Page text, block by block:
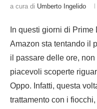
a cura di Umberto Ingelido
In questi giorni di
Amazon sta tentando il
il passare delle ore,
piacevoli scoperte
Oppo. Infatti, questa
trattamento con i